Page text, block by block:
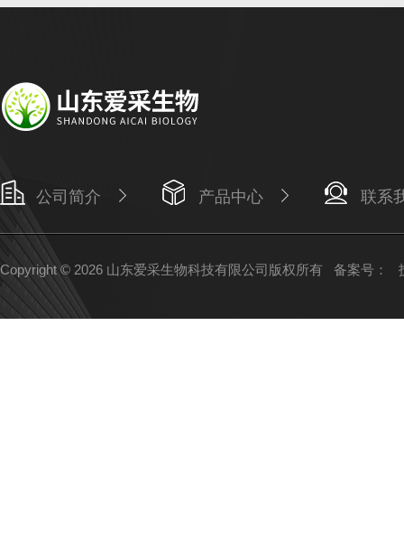
公司简介 产品中心 联系
Copyright © 2026 山东爱采生物科技有限公司版权所有 备案号：